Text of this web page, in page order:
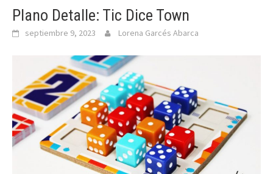
Plano Detalle: Tic Dice Town
septiembre 9, 2023 Lorena Garcés Abarca